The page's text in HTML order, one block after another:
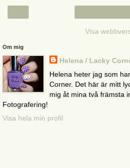
Visa
Om mig
Helena / Lacky
Helena heter jag som
Corner. Det här är mitt
mig åt mina två främsta
Fotografering!
Visa hela min profil